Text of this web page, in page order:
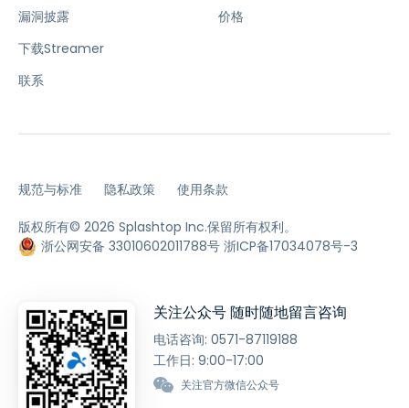
漏洞披露
下载Streamer
联系
价格
规范与标准 隐私政策 使用条款
版权所有© 2026 Splashtop Inc.保留所有权利。
浙公网安备 33010602011788号 浙ICP备17034078号-3
关注公众号 随时随地留言咨询
电话咨询: 0571-87119188
工作日: 9:00-17:00
关注官方微信公众号